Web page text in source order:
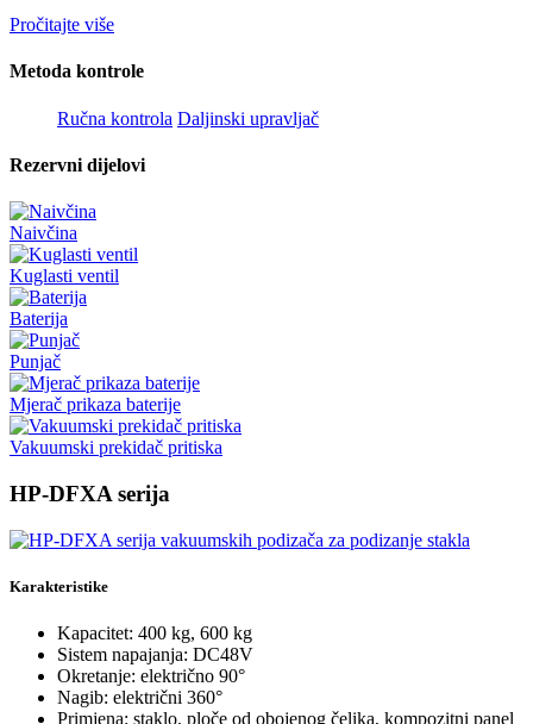
Pročitajte više
Metoda kontrole
Ručna kontrola Daljinski upravljač
Rezervni dijelovi
Naivčina
Kuglasti ventil
Baterija
Punjač
Mjerač prikaza baterije
Vakuumski prekidač pritiska
HP-DFXA serija
Karakteristike
Kapacitet: 400 kg, 600 kg
Sistem napajanja: DC48V
Okretanje: električno 90°
Nagib: električni 360°
Primjena: staklo, ploče od obojenog čelika, kompozitni panel